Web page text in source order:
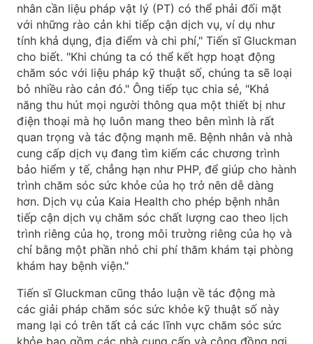
nhân cần liệu pháp vật lý (PT) có thể phải đối mặt
với những rào cản khi tiếp cận dịch vụ, ví dụ như
tính khả dụng, địa điểm và chi phí," Tiến sĩ Gluckman
cho biết. "Khi chúng ta có thể kết hợp hoạt động
chăm sóc với liệu pháp kỹ thuật số, chúng ta sẽ loại
bỏ nhiều rào cản đó." Ông tiếp tục chia sẻ, "Khả
năng thu hút mọi người thông qua một thiết bị như
điện thoại mà họ luôn mang theo bên mình là rất
quan trọng và tác động mạnh mẽ. Bệnh nhân và nhà
cung cấp dịch vụ đang tìm kiếm các chương trình
bảo hiểm y tế, chẳng hạn như PHP, để giúp cho hành
trình chăm sóc sức khỏe của họ trở nên dễ dàng
hơn. Dịch vụ của Kaia Health cho phép bệnh nhân
tiếp cận dịch vụ chăm sóc chất lượng cao theo lịch
trình riêng của họ, trong môi trường riêng của họ và
chỉ bằng một phần nhỏ chi phí thăm khám tại phòng
khám hay bệnh viện."
Tiến sĩ Gluckman cũng thảo luận về tác động mà
các giải pháp chăm sóc sức khỏe kỹ thuật số này
mang lại có trên tất cả các lĩnh vực chăm sóc sức
khỏe bao gồm các nhà cung cấp và cộng đồng nơi